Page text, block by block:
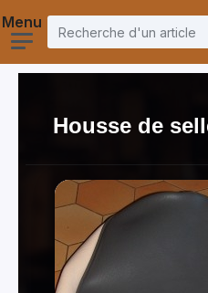
Housse de